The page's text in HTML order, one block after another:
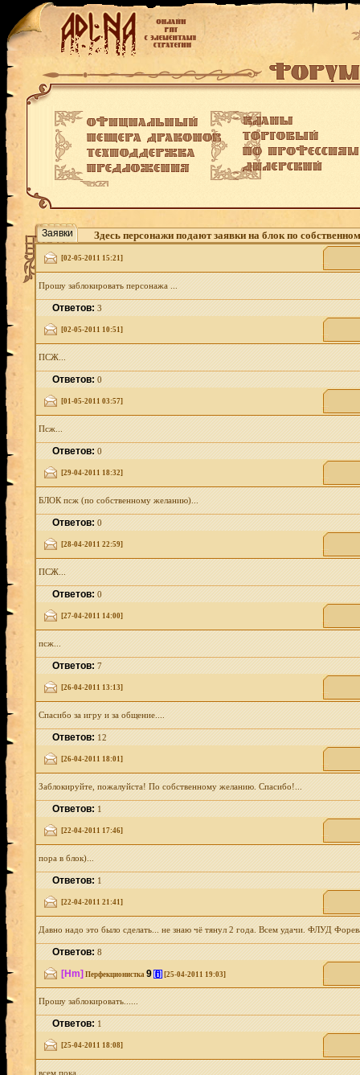
Заявки Здесь персонажи подают заявки на блок по
[02-05-2011 15:21]
Прошу заблокировать персонажа ...
Ответов:3
[02-05-2011 10:51]
ПСЖ...
Ответов:0
[01-05-2011 03:57]
Псж...
Ответов:0
[29-04-2011 18:32]
БЛОК псж (по собственному желанию)...
Ответов:0
[28-04-2011 22:59]
ПСЖ...
Ответов:0
[27-04-2011 14:00]
псж...
Ответов:7
[26-04-2011 13:13]
Спасибо за игру и за общение....
Ответов:12
[26-04-2011 18:01]
Заблокируйте, пожалуйста! По собственному желанию. Спасибо!...
Ответов:1
[22-04-2011 17:46]
пора в блок)...
Ответов:1
[22-04-2011 21:41]
Давно надо это было сделать... не знаю чё тянул 2 года. Всем удачи. ФЛУД
Ответов:8
[Hm] Перфекционистка 9 [i] [25-04-2011 19:03]
Прошу заблокировать......
Ответов:1
[25-04-2011 18:08]
всем пока...